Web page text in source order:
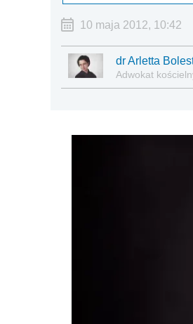
10 maja 2012, 10:42
dr Arletta
Adwokat